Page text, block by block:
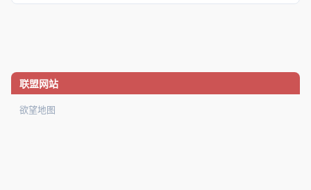
联盟网站
欲望地图